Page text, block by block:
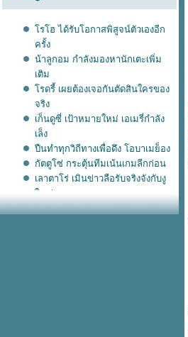
รโฮ ได้รับโอกาสพิสูจน์ตัวเองอีก
ครั้ง
น้าลูกอม กำลังมองหานักเตะเพิ่ม
เติม
รดรี้ เผยต้องเจอกันตัดสินใครของ
จริง
เก็นดูซี่ เป้าหมายใหม่ เอเมรี่กำลัง
เล็ง
ปืนทำทุกวิถีทางเพื่อดึง โอบาเมย็อง
กัตตูโซ่ กระตุ้นทีมเน้นเกมลีกก่อน
เลาตาโร่ เมินข่าวลือรับจริงจังกับงู
หญ่
น้าลูกอมประทับใจ กรีนวู้ด ผลงานดี